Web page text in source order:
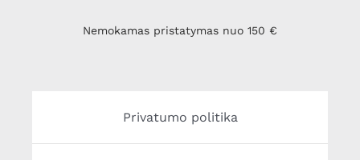
Nemokamas pristatymas nuo 150 €
Privatumo politika